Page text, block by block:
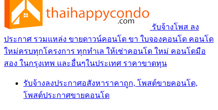
รับจ้างโพส ลง
ประกาศ รวมแหล่ง ขายดาวน์คอนโด ขา ใบจองคอนโด คอนโด
ใหม่ครบทุกโครงการ ทุกทำเล ให้เช่าคอนโด ใหม่ คอนโดมือ
สอง ในกรุงเทพ และอื่นๆในประเทศ ราคาขาดทุน
รับจ้างลงประกาศอสังหาราคาถูก, โพสต์ขายคอนโด,
โพสต์ประกาศขายคอนโด